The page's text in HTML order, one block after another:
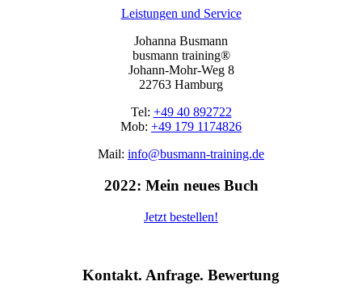
Leistungen und Service
Johanna Busmann
busmann training®
Johann-Mohr-Weg 8
22763 Hamburg
Tel: +49 40 892722
Mob: +49 179 1174826
Mail: info@busmann-training.de
2022: Mein neues Buch
Jetzt bestellen!
Kontakt. Anfrage. Bewertung